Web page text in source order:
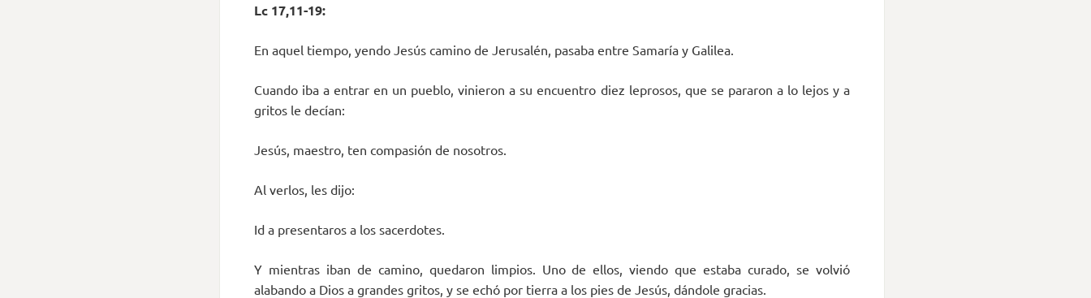
Lc 17,11-19:
En aquel tiempo, yendo Jesús camino de Jerusalén, pasaba entre Samaría y Galilea.
Cuando iba a entrar en un pueblo, vinieron a su encuentro diez leprosos, que se pararon a lo lejos y a
gritos le decían:
Jesús, maestro, ten compasión de nosotros.
Al verlos, les dijo:
Id a presentaros a los sacerdotes.
Y mientras iban de camino, quedaron limpios. Uno de ellos, viendo que estaba curado, se volvió
alabando a Dios a grandes gritos, y se echó por tierra a los pies de Jesús, dándole gracias.